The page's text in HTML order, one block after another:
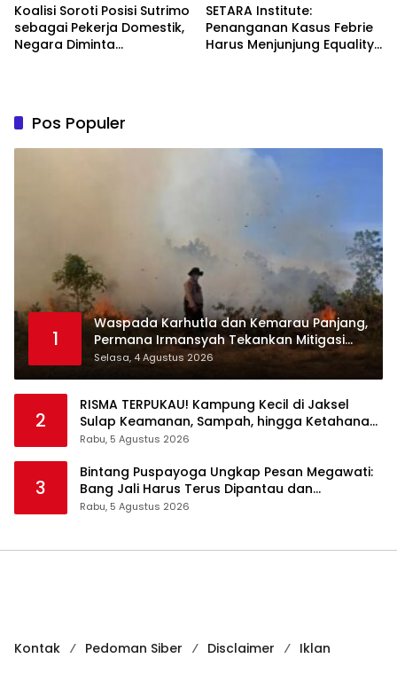
Koalisi Soroti Posisi Sutrimo
sebagai Pekerja Domestik,
Negara Diminta
SETARA Institute:
Penanganan Kasus Febrie
Harus Menjunjung Equality
Pos Populer
1
Waspada Karhutla dan Kemarau Panjang,
Permana Irmansyah Tekankan Mitigasi
Berbasis Komunitas
Selasa, 4 Agustus 2026
2
RISMA TERPUKAU! Kampung Kecil di Jaksel
Sulap Keamanan, Sampah, hingga Ketahanan
Pangan Jadi Satu Sistem
Rabu, 5 Agustus 2026
3
Bintang Puspayoga Ungkap Pesan Megawati:
Bang Jali Harus Terus Dipantau dan
Dikembangkan
Rabu, 5 Agustus 2026
Kontak Pedoman Siber Disclaimer
Iklan